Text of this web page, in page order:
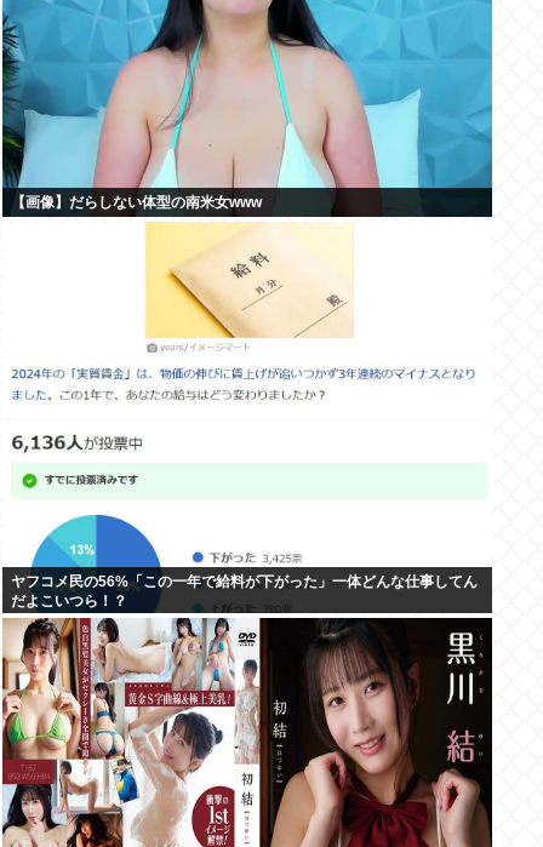
【画像】だらしない体型の南米女www
ヤフコメ民の56%「この一年で給料が下がった」一体どんな仕事してん
だよこいつら！？